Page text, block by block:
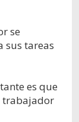
se
sus tareas
es que
trabajador